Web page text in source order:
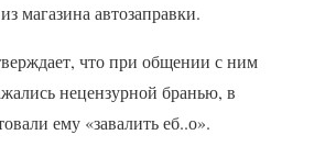
магазина автозаправки.
что при общении с ним
нецензурной бранью, в
ему «завалить еб..о».